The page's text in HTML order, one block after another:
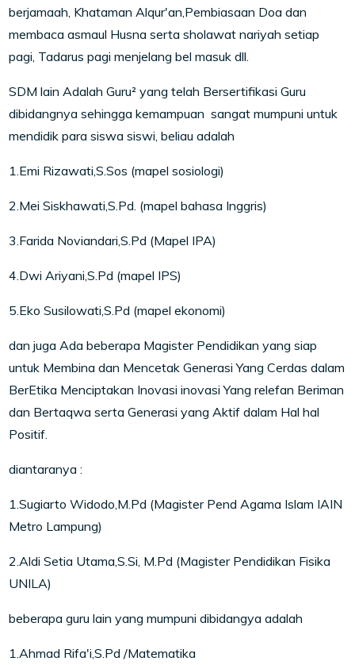
berjamaah, Khataman Alqur'an,Pembiasaan Doa dan
membaca asmaul Husna serta sholawat nariyah setiap
pagi, Tadarus pagi menjelang bel masuk dll.
SDM lain Adalah Guru² yang telah Bersertifikasi Guru
dibidangnya sehingga kemampuan sangat mumpuni untuk
mendidik para siswa siswi, beliau adalah
1.Emi Rizawati,S.Sos (mapel sosiologi)
2.Mei Siskhawati,S.Pd. (mapel bahasa Inggris)
3.Farida Noviandari,S.Pd (Mapel IPA)
4.Dwi Ariyani,S.Pd (mapel IPS)
5.Eko Susilowati,S.Pd (mapel ekonomi)
dan juga Ada beberapa Magister Pendidikan yang siap
untuk Membina dan Mencetak Generasi Yang Cerdas dalam
BerEtika Menciptakan Inovasi inovasi Yang relefan Beriman
dan Bertaqwa serta Generasi yang Aktif dalam Hal hal
Positif.
diantaranya :
1.Sugiarto Widodo,M.Pd (Magister Pend Agama Islam IAIN
Metro Lampung)
2.Aldi Setia Utama,S.Si, M.Pd (Magister Pendidikan Fisika
UNILA)
beberapa guru lain yang mumpuni dibidangya adalah
1.Ahmad Rifa'i,S.Pd /Matematika